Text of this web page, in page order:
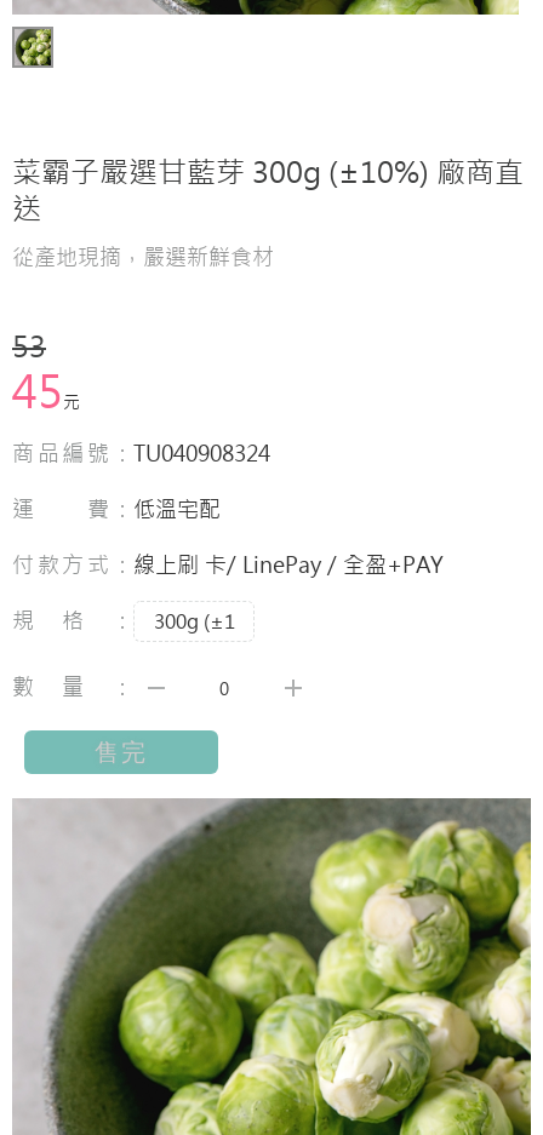
菜霸子嚴選甘藍芽 300g (±10%) 廠商直
送
從產地現摘，嚴選新鮮食材
53
45元
商品編號： TU040908324
運 費： 低溫宅配
付款方式： 線上刷 卡/ LinePay / 全盈+PAY
規格：
300g (±1
數量：
售完